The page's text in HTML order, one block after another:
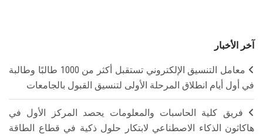
آخر الأخبار
معامل التنسيق الإلكتروني تستقبل أكثر من 1000 طالبًا وطالبة
في أول أيام انطلاق المرحلة الأولى لتنسيق القبول بالجامعات
فريق كلية الحاسبات والمعلومات يحصد المركز الأول في
هاكاثون الذكاء الاصطناعي لابتكار حلول ذكية في قطاع الطاقة